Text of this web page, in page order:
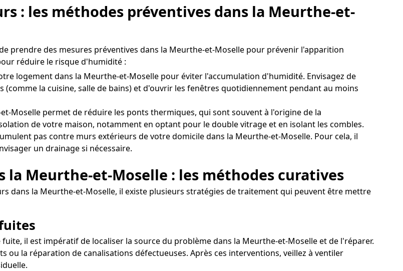
: les méthodes préventives dans la Meurthe-et-
prendre des mesures préventives dans la Meurthe-et-Moselle pour prévenir l'apparition
réduire le risque d'humidité :
logement dans la Meurthe-et-Moselle pour éviter l'accumulation d'humidité. Envisagez de
(comme la cuisine, salle de bains) et d'ouvrir les fenêtres quotidiennement pendant au moins
Moselle permet de réduire les ponts thermiques, qui sont souvent à l'origine de la
de votre maison, notamment en optant pour le double vitrage et en isolant les combles.
pas contre murs extérieurs de votre domicile dans la Meurthe-et-Moselle. Pour cela, il
un drainage si nécessaire.
Meurthe-et-Moselle : les méthodes curatives
dans la Meurthe-et-Moselle, il existe plusieurs stratégies de traitement qui peuvent être mettre
il est impératif de localiser la source du problème dans la Meurthe-et-Moselle et de l'réparer.
ou la réparation de canalisations défectueuses. Après ces interventions, veillez à ventiler